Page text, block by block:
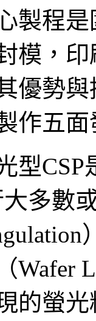
製程
模，
優勢
作五面
型
大多
Wafer
的螢